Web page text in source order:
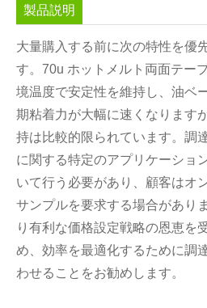
製品説明
大量購入する前に次の特性を優
す。70u ホットメルト両面テー
境温度で安定性を維持し、油ベ
期粘着力が大幅に速くなります
持は比較的限られています。調
に関する特定のアプリケーショ
いて行う必要があり、顧客はオ
サンプルを要求する場合があり
り有利な価格設定戦略の恩恵を
め、効率を最適化するために調
わせることをお勧めします。